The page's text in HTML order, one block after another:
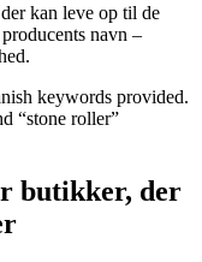
kan leve op til de
navn –
keywords provided.
“stone roller”
butikker, der